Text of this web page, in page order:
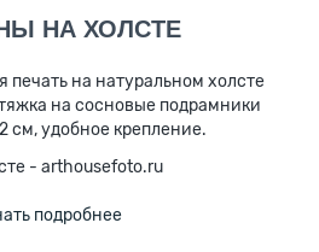
НА ХОЛСТЕ
печать на натуральном холсте
на сосновые подрамники
см, удобное крепление.
подробнее